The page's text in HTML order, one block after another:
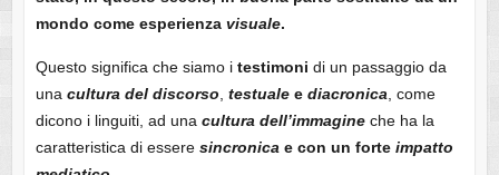
mondo come esperienza visuale.
Questo significa che siamo i testimoni di un passaggio da
una cultura del discorso, testualee diacronica, come
dicono i linguiti, ad una cultura dell’immagineche ha la
caratteristica di essere sincronicae con un forte impatto